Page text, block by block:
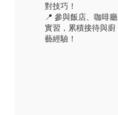
對技巧！
📍 參與飯店、咖啡廳
實習，累積接待與廚
藝經驗！